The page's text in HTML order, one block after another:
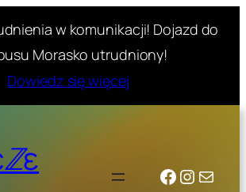
w komunikacji! Dojazd do
Morasko utrudniony!
Dowiedz się więcej
Facebook
Mail